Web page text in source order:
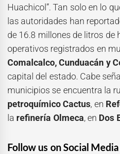
Huachicol”. Tan solo en lo
las autoridades han
de 16.8 millones de litros de
operativos registrados en
Comalcalco, Cunduacán y
capital del estado. Cabe
municipios se encuentra la
petroquímico Cactus, en
la refinería Olmeca, en Dos
Follow us on Social Media